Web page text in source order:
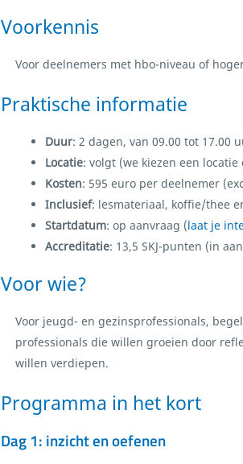
Voorkennis
Voor deelnemers met hbo-niveau of
Praktische informatie
Duur: 2 dagen, van 09.00 tot 17.00
Locatie: volgt (we kiezen een
Kosten: 595 euro per deelnemer
Inclusief: lesmateriaal, koffie/thee
Startdatum: op aanvraag (laat je
Accreditatie: 13,5 SKJ-punten (in
Voor wie?
Voor jeugd- en gezinsprofessionals,
professionals die willen groeien door
willen verdiepen.
Programma in het kort
Dag 1: inzicht en oefenen